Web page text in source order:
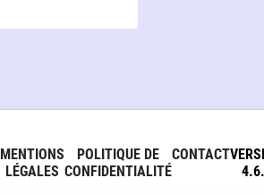
MENTIONS
LÉGALES
POLITIQUE DE
CONFIDENTIALITÉ
CONTACT